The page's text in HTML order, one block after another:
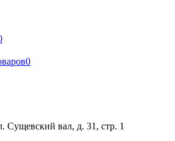
0
Сущевский вал, д. 31, стр. 1